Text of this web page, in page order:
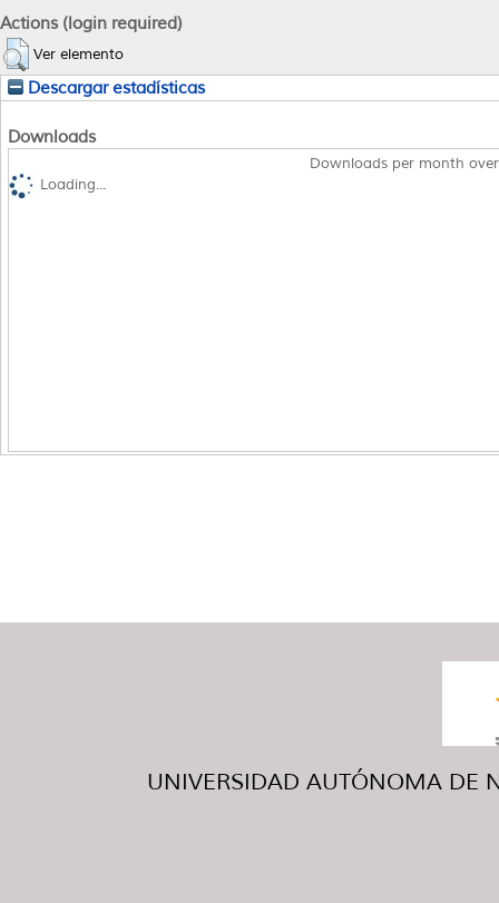
Actions (login required)
Ver elemento
Descargar estadísticas
Downloads
Downloads per month
Loading...
UNIVERSIDAD AUTÓNOMA DE